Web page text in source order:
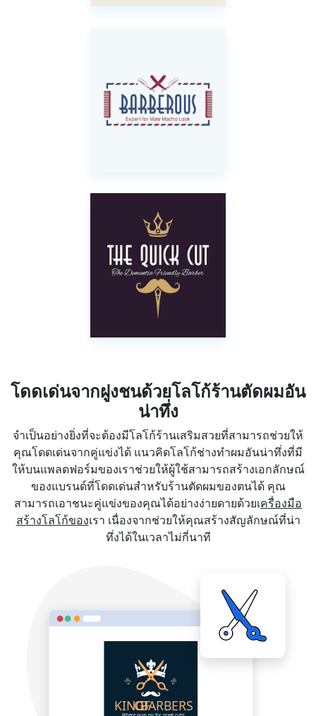
โดดเด่นจากฝูงชนด้วยโลโก้ร้านตัดผมอัน
น่าทึ่ง
จำเป็นอย่างยิ่งที่จะต้องมีโลโก้ร้านเสริมสวยที่สามารถช่วยให้
คุณโดดเด่นจากคู่แข่งได้ แนวคิดโลโก้ช่างทำผมอันน่าทึ่งที่มี
ให้บนแพลตฟอร์มของเราช่วยให้ผู้ใช้สามารถสร้างเอกลักษณ์
ของแบรนด์ที่โดดเด่นสำหรับร้านตัดผมของตนได้ คุณ
สามารถเอาชนะคู่แข่งของคุณได้อย่างง่ายดายด้วยเครื่องมือ
สร้างโลโก้ของเรา เนื่องจากช่วยให้คุณสร้างสัญลักษณ์ที่น่า
ทึ่งได้ในเวลาไม่กี่นาที